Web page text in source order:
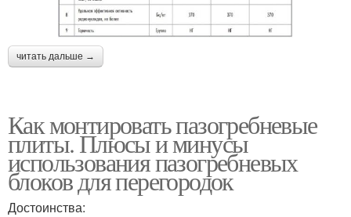
читать дальше →
Как монтировать пазогребневые
плиты. Плюсы и минусы
использования пазогребневых
блоков для перегородок
Достоинства: